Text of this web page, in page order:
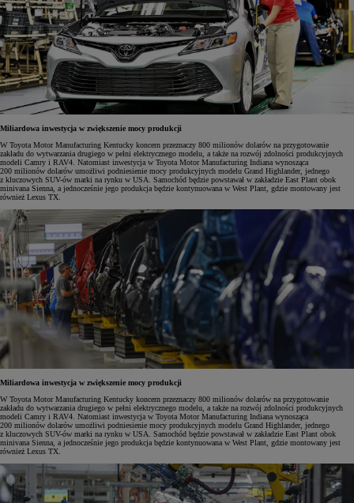
Miliardowa inwestycja w zwiększenie mocy produkcji
W Toyota Motor Manufacturing Kentucky koncern przeznaczy 800 milionów dolarów na przygotowanie
zakładu do wytwarzania drugiego w pełni elektrycznego modelu, a także na rozwój zdolności produkcyjnych
modeli Camry i RAV4. Natomiast inwestycja w Toyota Motor Manufacturing Indiana wynosząca
200 milionów dolarów umożliwi podniesienie mocy produkcyjnych modelu Grand Highlander, jednego
z kluczowych SUV-ów marki na rynku w USA. Samochód będzie powstawał w zakładzie East Plant obok
minivana Sienna, a jednocześnie jego produkcja będzie kontynuowana w West Plant, gdzie montowany jest
również Lexus TX.
Miliardowa inwestycja w zwiększenie mocy produkcji
W Toyota Motor Manufacturing Kentucky koncern przeznaczy 800 milionów dolarów na przygotowanie
zakładu do wytwarzania drugiego w pełni elektrycznego modelu, a także na rozwój zdolności produkcyjnych
modeli Camry i RAV4. Natomiast inwestycja w Toyota Motor Manufacturing Indiana wynosząca
200 milionów dolarów umożliwi podniesienie mocy produkcyjnych modelu Grand Highlander, jednego
z kluczowych SUV-ów marki na rynku w USA. Samochód będzie powstawał w zakładzie East Plant obok
minivana Sienna, a jednocześnie jego produkcja będzie kontynuowana w West Plant, gdzie montowany jest
również Lexus TX.